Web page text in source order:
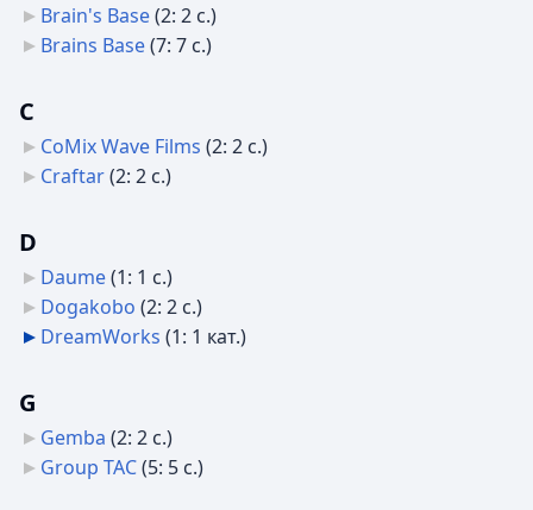
Brain's Base(2: 2 с.)
Brains Base(7: 7 с.)
C
CoMix Wave Films (2: 2 с.)
Craftar(2: 2 с.)
D
Daume(1: 1 с.)
Dogakobo (2: 2 с.)
DreamWorks (1: 1 кат.)
G
Gemba (2: 2 с.)
Group TAC(5: 5 с.)